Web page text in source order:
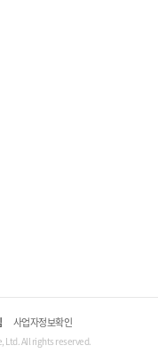
사업자정보확인
Ltd. All rights reserved.